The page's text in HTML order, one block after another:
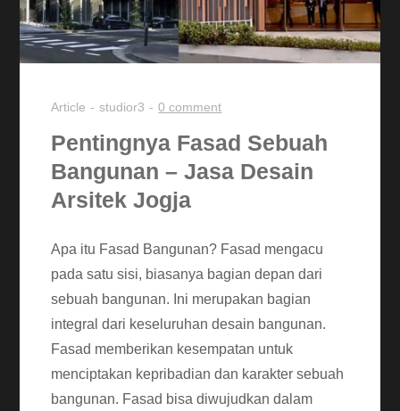
Article studior3 0 comment
Pentingnya Fasad Sebuah
Bangunan – Jasa Desain
Arsitek Jogja
Apa itu Fasad Bangunan? Fasad mengacu
pada satu sisi, biasanya bagian depan dari
sebuah bangunan. Ini merupakan bagian
integral dari keseluruhan desain bangunan.
Fasad memberikan kesempatan untuk
menciptakan kepribadian dan karakter sebuah
bangunan. Fasad bisa diwujudkan dalam